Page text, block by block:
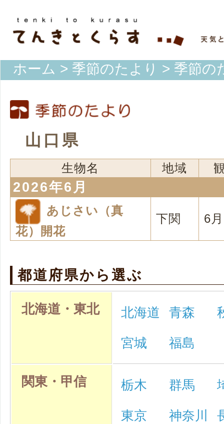
ホーム > 季節のたより > 季節の
山口県
生物名 地域
2026年6月
あじさい（真
花）開花
下関 6
都道府県から選ぶ
北海道・東北 北海道 青森
宮城 福島
関東・甲信 栃木 群馬
東京 神奈川